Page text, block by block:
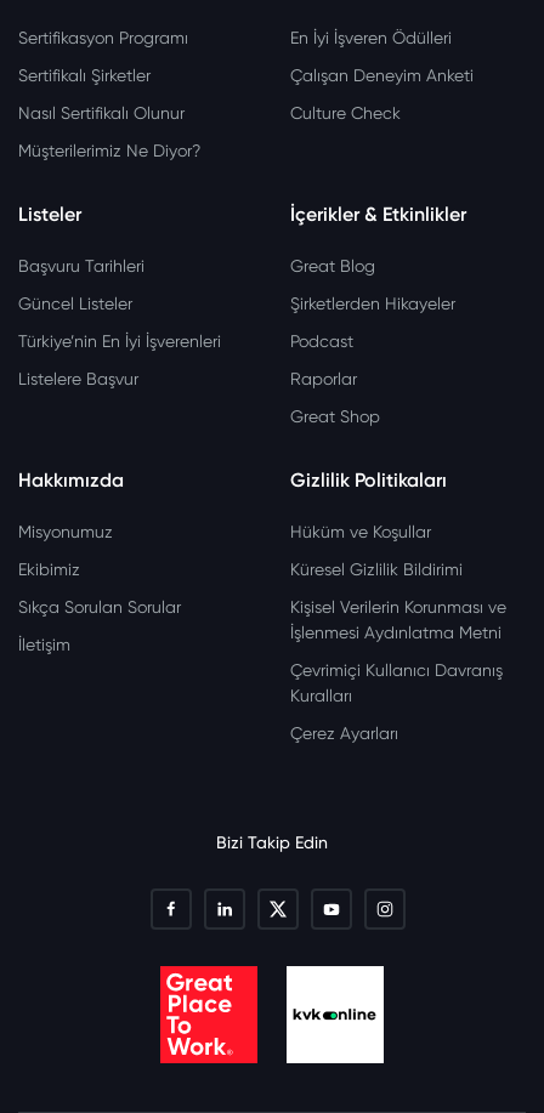
Sertifikasyon Programı
Sertifikalı Şirketler
Nasıl Sertifikalı Olunur
Müşterilerimiz Ne Diyor?
En İyi İşveren Ödülleri
Çalışan Deneyim Anketi
Culture Check
Listeler
Başvuru Tarihleri
Güncel Listeler
Türkiye’nin En İyi İşverenleri
Listelere Başvur
İçerikler & Etkinlikler
Great Blog
Şirketlerden Hikayeler
Podcast
Raporlar
Great Shop
Hakkımızda
Misyonumuz
Ekibimiz
Sıkça Sorulan Sorular
İletişim
Gizlilik Politikaları
Hüküm ve Koşullar
Küresel Gizlilik Bildirimi
Kişisel Verilerin Korunması ve
İşlenmesi Aydınlatma Metni
Çevrimiçi Kullanıcı Davranış
Kuralları
Çerez Ayarları
Bizi Takip Edin